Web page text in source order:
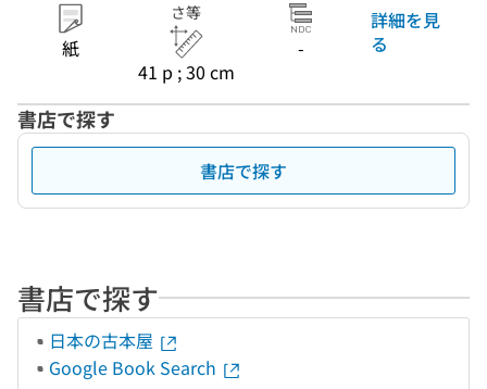
紙
さ等
41 p ; 30 cm
-
詳細を見
る
書店で探す
書店で探す
書店で探す
日本の古本屋
Google Book Search